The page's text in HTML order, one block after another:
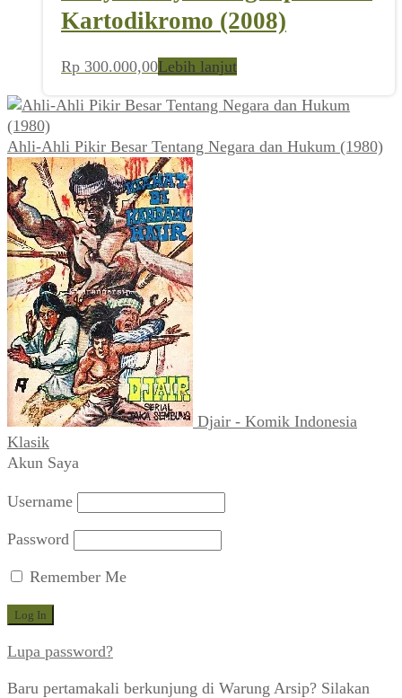
Kartodikromo (2008)
Rp 300.000,00Lebih lanjut
Ahli-Ahli Pikir Besar Tentang Negara dan Hukum (1980)
Djair - Komik Indonesia
Klasik
Akun Saya
Username
Password
Remember Me
Lupa password?
Baru pertamakali berkunjung di Warung Arsip? Silakan